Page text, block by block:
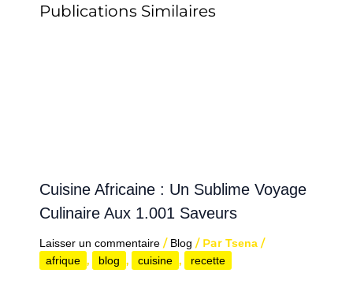
Publications Similaires
Cuisine Africaine : Un Sublime Voyage
Culinaire Aux 1.001 Saveurs
Laisser un commentaire / Blog / Par Tsena /
afrique , blog , cuisine , recette